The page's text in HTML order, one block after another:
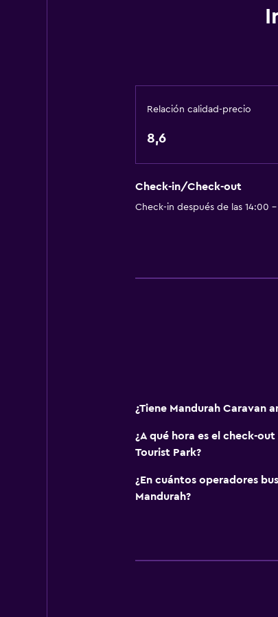
Toallas/ropa de cama
Copas
Tetera eléctrica
Cocina
Cocineta
Secador de pelo
Inodoro adaptado
Relación calidad-precio
8,6
Check-in/Check-out
Check-in después de las 14:00
¿Tiene Mandurah Caravan
¿A qué hora es el check-
Tourist Park?
¿En cuántos operadores
Mandurah?